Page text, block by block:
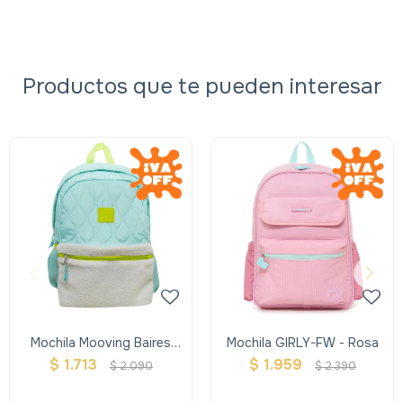
Productos que te pueden interesar
Mochila Mooving Baires
Top De Espalda
$ 1.713 $2.090
Mochila GIRLY-FW - Rosa
$ 1.959 $2.390